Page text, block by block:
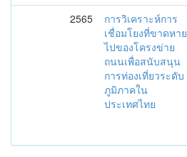
2565
การวิเคราะห์การ
เชื่อมโยงที่ขาดหาย
ไปของโครงข่าย
ถนนเพื่อสนับสนุน
การท่องเที่ยวระดับ
ภูมิภาคใน
ประเทศไทย